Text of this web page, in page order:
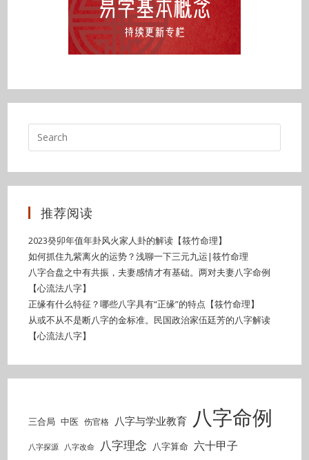
推荐阅读
2023癸卯年值年卦风火家人卦的解读【筱竹命理】
如何抓住九紫离火的运势？浅聊一下三元九运|筱竹命理
八字合盘之中有共振，夫妻感情才有基础。两对夫妻八字命例
【心流法八字】
正缘有什么特征？哪些八字具有“正缘”的特点【筱竹命理】
从或不从不是断八字的金标准。民国政治家伍廷芳的八字解读
【心流法八字】
三合局 中医 伤官格 八字与学业教育 八字命例
八字探源 八字改命 八字理念 八字算命 六十甲子